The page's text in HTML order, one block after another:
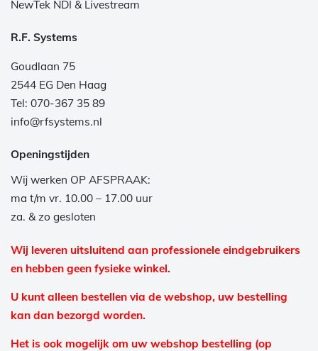
NewTek NDI & Livestream
R.F. Systems
Goudlaan 75
2544 EG Den Haag
Tel: 070-367 35 89
info@rfsystems.nl
Openingstijden
Wij werken OP AFSPRAAK:
ma t/m vr. 10.00 – 17.00 uur
za. & zo gesloten
Wij leveren uitsluitend aan professionele eindgebruikers
en hebben geen fysieke winkel.
U kunt alleen bestellen via de webshop, uw bestelling
kan dan bezorgd worden.
Het is ook mogelijk om uw webshop bestelling (op